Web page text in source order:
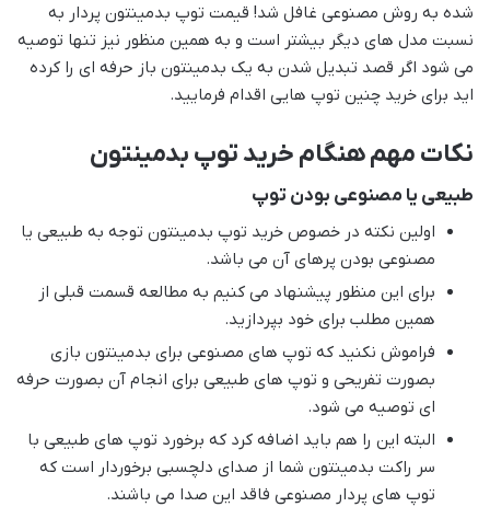
شده به روش مصنوعی غافل شد! قیمت توپ بدمینتون پردار به
نسبت مدل های دیگر بیشتر است و به همین منظور نیز تنها توصیه
می شود اگر قصد تبدیل شدن به یک بدمینتون باز حرفه ای را کرده
اید برای خرید چنین توپ هایی اقدام فرمایید.
نکات مهم هنگام خرید توپ بدمینتون
طبیعی یا مصنوعی بودن توپ
اولین نکته در خصوص خرید توپ بدمینتون توجه به طبیعی یا
مصنوعی بودن پرهای آن می باشد.
برای این منظور پیشنهاد می کنیم به مطالعه قسمت قبلی از
همین مطلب برای خود بپردازید.
فراموش نکنید که توپ های مصنوعی برای بدمینتون بازی
بصورت تفریحی و توپ های طبیعی برای انجام آن بصورت حرفه
ای توصیه می شود.
البته این را هم باید اضافه کرد که برخورد توپ های طبیعی با
سر راکت بدمینتون شما از صدای دلچسبی برخوردار است که
توپ های پردار مصنوعی فاقد این صدا می باشند.